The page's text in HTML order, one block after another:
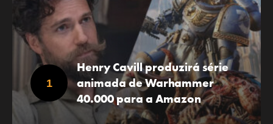
Henry Cavill produzirá série
animada de Warhammer
40.000 para a Amazon